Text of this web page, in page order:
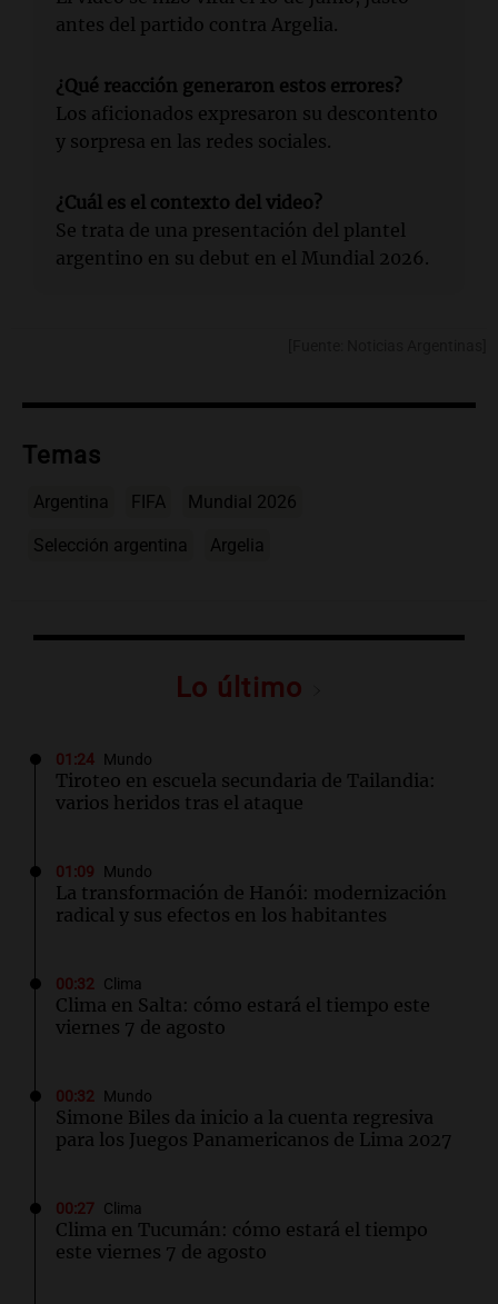
antes del partido contra Argelia.
¿Qué reacción generaron estos errores?
Los aficionados expresaron su descontento
y sorpresa en las redes sociales.
¿Cuál es el contexto del video?
Se trata de una presentación del plantel
argentino en su debut en el Mundial 2026.
Temas
Argentina FIFA Mundial 2026
Selección argentina Argelia
Lo último
01:24 Mundo
Tiroteo en escuela secundaria de Tailandia:
varios heridos tras el ataque
01:09 Mundo
La transformación de Hanói: modernización
radical y sus efectos en los habitantes
00:32 Clima
Clima en Salta: cómo estará el tiempo este
viernes 7 de agosto
00:32 Mundo
Simone Biles da inicio a la cuenta regresiva
para los Juegos Panamericanos de Lima 2027
00:27 Clima
Clima en Tucumán: cómo estará el tiempo
este viernes 7 de agosto